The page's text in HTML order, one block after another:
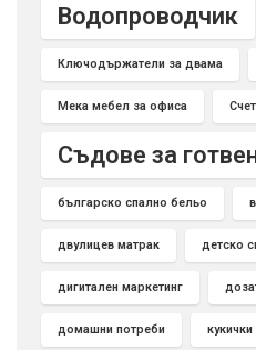
Водопроводчик
Ключодържатели за двама
Мека мебел за офиса
Съдове за
българско спално бельо
двулицев матрак детско
дигитален маркетинг
домашни потреби